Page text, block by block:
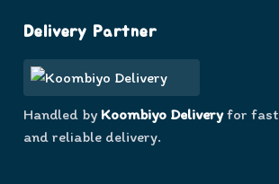
Delivery Partner
Handled by Koombiyo Deliveryfor fast
and reliable delivery.